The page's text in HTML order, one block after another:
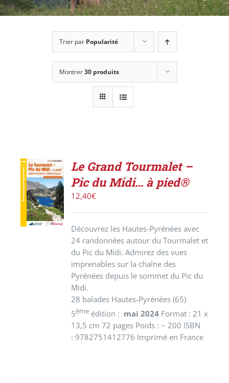
Trier par Popularité
Montrer30 produits
ACHETER
LE
PRODUIT
/
DÉTAILS
Le Grand Tourmalet –
Pic du Midi… à pied®
12,40€
Découvrez les Hautes-Pyrénées avec
24 randonnées autour du Tourmalet et
du Pic du Midi. Admirez des vues
imprenables sur la chaîne des
Pyrénées depuis le sommet du Pic du
Midi.
28 balades Hautes-Pyrénées (65)
5ème édition : mai 2024 Format : 21 x
13,5 cm 72 pages Poids : ~ 200 ISBN
: 9782751412776 Imprimé en France